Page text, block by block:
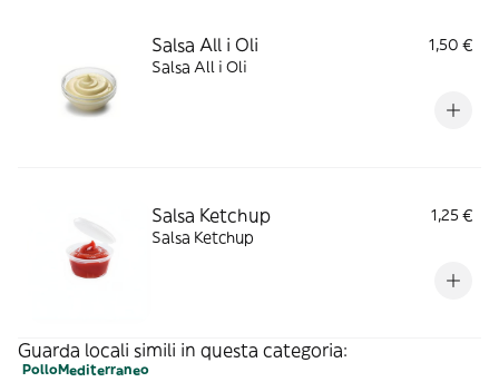
Salsa All i Oli
1,50 €
Salsa All i Oli
Salsa Ketchup
1,25 €
Salsa Ketchup
Guarda locali simili in questa categoria:
PolloMediterraneo